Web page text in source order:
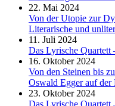
22. Mai 2024
Von der Utopie zur
Literarische und
11. Juli 2024
Das Lyrische Quartett
16. Oktober 2024
Von den Steinen bis
Oswald Egger auf der
23. Oktober 2024
Das Lyrische Quartett